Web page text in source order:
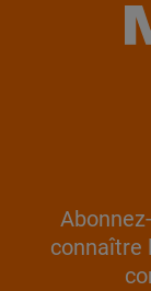
connaître